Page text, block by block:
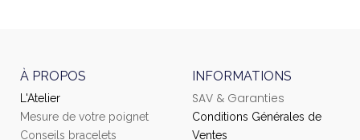
À PROPOS
L'Atelier
Mesure de votre poignet
Conseils bracelets
INFORMATIONS
SAV & Garanties
Conditions Générales de
Ventes